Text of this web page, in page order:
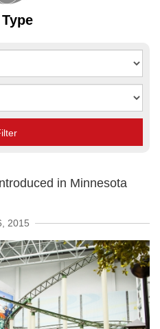
in Minnesota
2015